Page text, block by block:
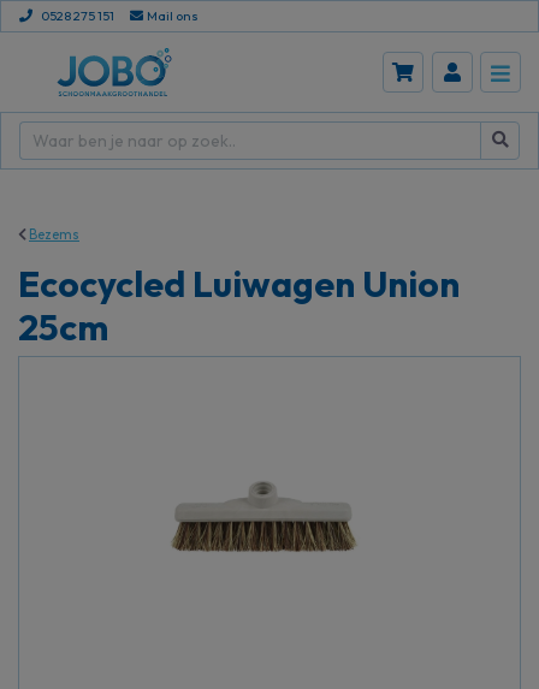
0528 275 151 Mail ons
Bezems
Ecocycled Luiwagen Union
25cm